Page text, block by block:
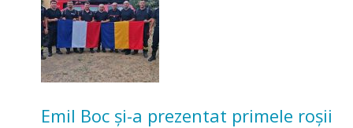
Emil Boc și-a prezentat primele roșii